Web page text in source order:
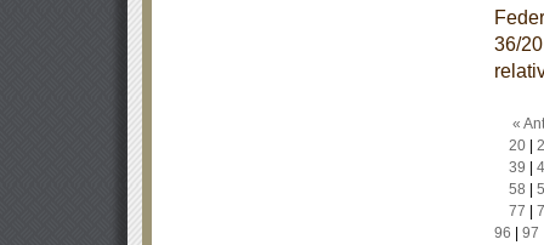
36/
«
20|
39
58
77
96
97